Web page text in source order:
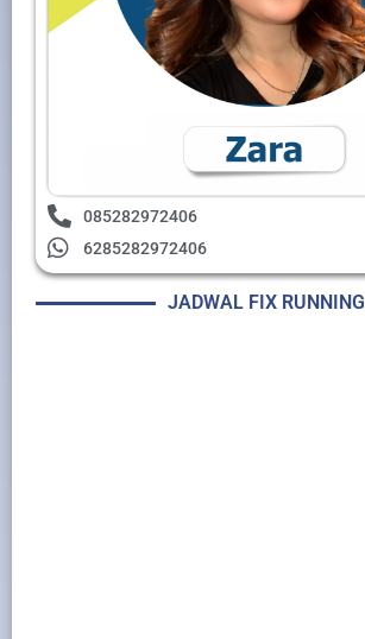
085282972406
6285282972406
JADWAL FIX RUNNING